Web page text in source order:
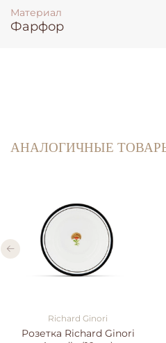
Материал
Фарфор
АНАЛОГИЧНЫЕ
Richard Ginori
Розетка Richard Ginori